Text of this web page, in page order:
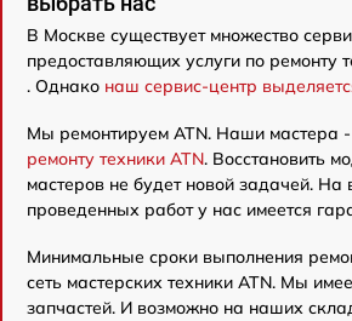
В Москве существует множество
предоставляющих услуги по ремонту
. Однако наш сервис-центр
Мы ремонтируем ATN. Наши мастера -
ремонту техники ATN. Восстановить
мастеров не будет новой задачей. На
проведенных работ у нас имеется
Минимальные сроки выполнения
сеть мастерских техники ATN. Мы
запчастей. И возможно на наших